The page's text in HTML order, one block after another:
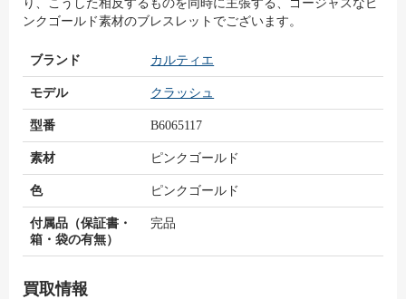
り、こうした相反するものを同時に主張する、ゴージャスなピ
ンクゴールド素材のブレスレットでございます。
ブランド カルティエ
モデル クラッシュ
型番 B6065117
素材 ピンクゴールド
色 ピンクゴールド
付属品（保証書・
箱・袋の有無）
完品
買取情報